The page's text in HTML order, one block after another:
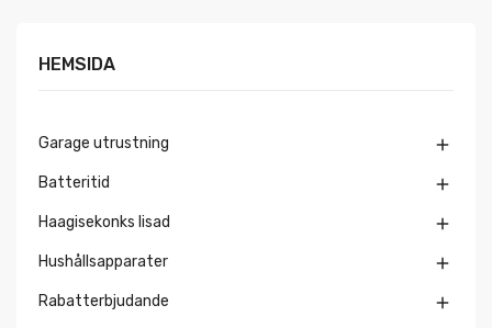
HEMSIDA
Garage utrustning 
Batteritid 
Haagisekonks lisad 
Hushållsapparater 
Rabatterbjudande 